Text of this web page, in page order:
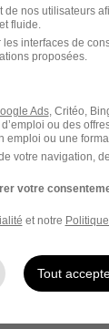
F
de nos utilisateurs
fluide.
interfaces de
proposées.
Ads, Critéo,
ou des
emploi ou une
votre navigation,
votre
et notre
Tout